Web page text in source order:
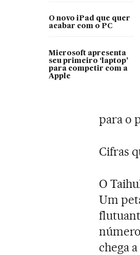
O novo iPad que quer
acabar com o PC
Microsoft apresenta
seu primeiro ‘laptop’
para competir com a
Apple
para o
Cifras
O
Um
chega